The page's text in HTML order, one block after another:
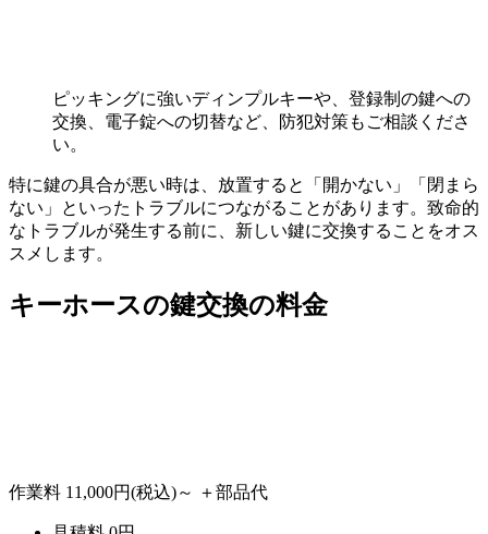
ピッキングに強いディンプルキーや、登録制の鍵への
交換、電子錠への切替など、防犯対策もご相談くださ
い。
特に鍵の具合が悪い時は、放置すると「開かない」「閉まら
ない」といったトラブルにつながることがあります。致命的
なトラブルが発生する前に、新しい鍵に交換することをオス
スメします。
キーホースの鍵交換の料金
作業料 11,000円(税込)～ ＋部品代